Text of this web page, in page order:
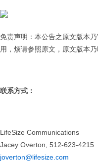
免责声明：本公告之原文版本
用，烦请参照原文，原文版本乃
联系方式：
LifeSize Communications
Jacey Overton, 512-623-4215
joverton@lifesize.com